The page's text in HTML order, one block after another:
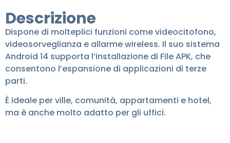
Descrizione
Dispone di molteplici funzioni come videocitofono,
videosorveglianza e allarme wireless. Il suo sistema
Android 14 supporta l’installazione di File APK, che
consentono l’espansione di applicazioni di terze
parti.
È ideale per ville, comunità, appartamenti e hotel,
ma è anche molto adatto per gli uffici.